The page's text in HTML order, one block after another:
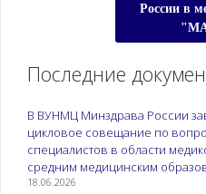
России в
Последние
В ВУНМЦ Минздрава России
цикловое совещание по
специалистов в области
средним медицинским
18.06.2026